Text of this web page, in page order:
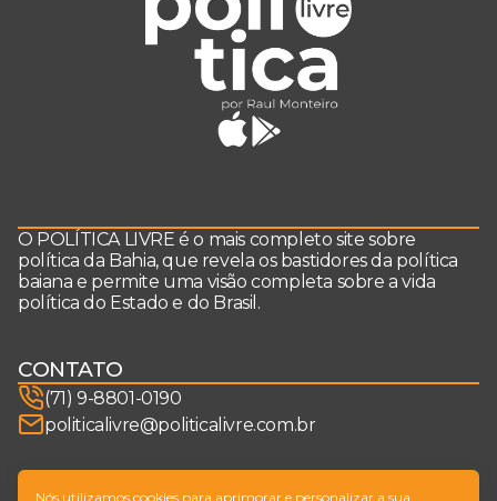
O POLÍTICA LIVRE é o mais completo site sobre
política da Bahia, que revela os bastidores da política
baiana e permite uma visão completa sobre a vida
política do Estado e do Brasil.
CONTATO
(71) 9-8801-0190
politicalivre@politicalivre.com.br
SIGA-NOS
Nós utilizamos cookies para aprimorar e personalizar a sua